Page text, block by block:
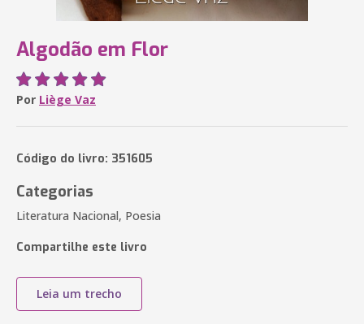
Algodão em Flor
Por Liège Vaz
Código do livro: 351605
Categorias
Literatura Nacional, Poesia
Compartilhe este livro
Leia um trecho